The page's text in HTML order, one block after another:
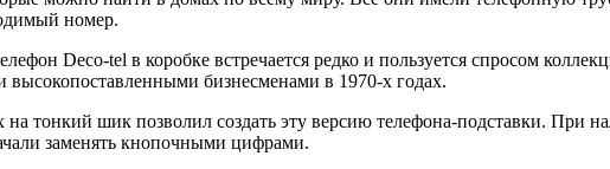
номер.
Deco-tel в коробке встречается редко и пользуется спросом
высокопоставленными бизнесменами в 1970-х годах.
тонкий шик позволил создать эту версию телефона-подставки. При
заменять кнопочными цифрами.